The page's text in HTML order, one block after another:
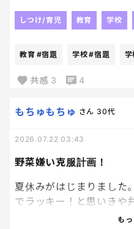
すごいドヤっとした顔で
いったいどれの何をやっ
明日改めて毎日やる宿題
しつけ/育児 教育 学校
教育 #宿題 学校#宿題 学
共感 3 4
野菜嫌い克服計画！
もちゅもちゅ さん 30代
2026.07.22 03:43
夏休みがはじまりました
でラッキー！と思いきや
と、、、。 娘は好き嫌
も